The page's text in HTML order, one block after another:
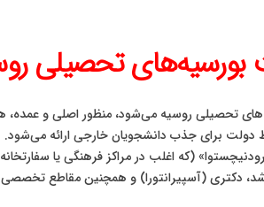
تحصیلی
برای جذب دانشجویان خارجی ارائه می‌شود.
(که اغلب در مراکز فرهنگی یا
دکتری (آسپیرانتورا) و همچنین مقاطع